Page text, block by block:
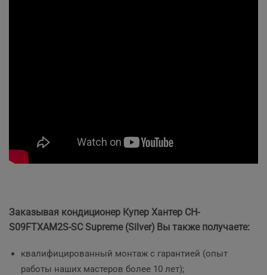
Заказывая кондиционер Купер Хантер CH-
S09FTXAM2S-SC Supreme (Silver) Вы также получаете:
квалифицированный монтаж с гарантией (опыт
работы наших мастеров более 10 лет);